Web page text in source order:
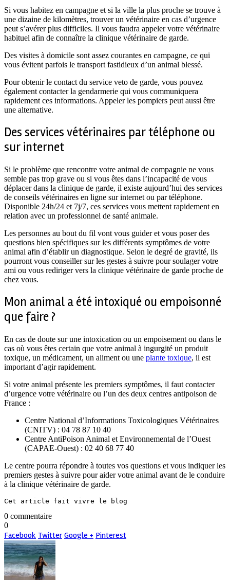
Si vous habitez en campagne et si la ville la plus proche se trouve à
une dizaine de kilomètres, trouver un vétérinaire en cas d’urgence
peut s’avérer plus difficiles. Il vous faudra appeler votre vétérinaire
habituel afin de connaître la clinique vétérinaire de garde.
Des visites à domicile sont assez courantes en campagne, ce qui
vous évitent parfois le transport fastidieux d’un animal blessé.
Pour obtenir le contact du service veto de garde, vous pouvez
également contacter la gendarmerie qui vous communiquera
rapidement ces informations. Appeler les pompiers peut aussi être
une alternative.
Des services vétérinaires par téléphone ou
sur internet
Si le problème que rencontre votre animal de compagnie ne vous
semble pas trop grave ou si vous êtes dans l’incapacité de vous
déplacer dans la clinique de garde, il existe aujourd’hui des services
de conseils vétérinaires en ligne sur internet ou par téléphone.
Disponible 24h/24 et 7j/7, ces services vous mettent rapidement en
relation avec un professionnel de santé animale.
Les personnes au bout du fil vont vous guider et vous poser des
questions bien spécifiques sur les différents symptômes de votre
animal afin d’établir un diagnostique. Selon le degré de gravité, ils
pourront vous conseiller sur les gestes à suivre pour soulager votre
ami ou vous rediriger vers la clinique vétérinaire de garde proche de
chez vous.
Mon animal a été intoxiqué ou empoisonné
que faire ?
En cas de doute sur une intoxication ou un empoisement ou dans le
cas où vous êtes certain que votre animal à ingurgité un produit
toxique, un médicament, un aliment ou une plante toxique, il est
important d’agir rapidement.
Si votre animal présente les premiers symptômes, il faut contacter
d’urgence votre vétérinaire ou l’un des deux centres antipoison de
France :
Centre National d’Informations Toxicologiques Vétérinaires
(CNITV) : 04 78 87 10 40
Centre AntiPoison Animal et Environnemental de l’Ouest
(CAPAE-Ouest) : 02 40 68 77 40
Le centre pourra répondre à toutes vos questions et vous indiquer les
premiers gestes à suivre pour aider votre animal avant de le conduire
à la clinique vétérinaire de garde.
Cet article fait vivre le blog
0 commentaire
0
Facebook Twitter Google + Pinterest